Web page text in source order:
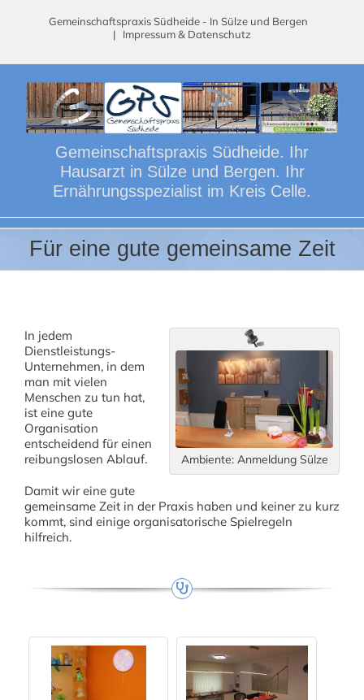
Gemeinschaftspraxis Südheide - In Sülze und Bergen
| Impressum & Datenschutz
Gemeinschaftspraxis Südheide. Ihr
Hausarzt in Sülze und Bergen. Ihr
Ernährungsspezialist im Kreis Celle.
Für eine gute gemeinsame Zeit
Ambiente: Anmeldung Sülze
In jedem
Dienstleistungs-
Unternehmen, in dem
man mit vielen
Menschen zu tun hat,
ist eine gute
Organisation
entscheidend für einen
reibungslosen Ablauf.
Damit wir eine gute
gemeinsame Zeit in der Praxis haben und keiner zu kurz
kommt, sind einige organisatorische Spielregeln
hilfreich.